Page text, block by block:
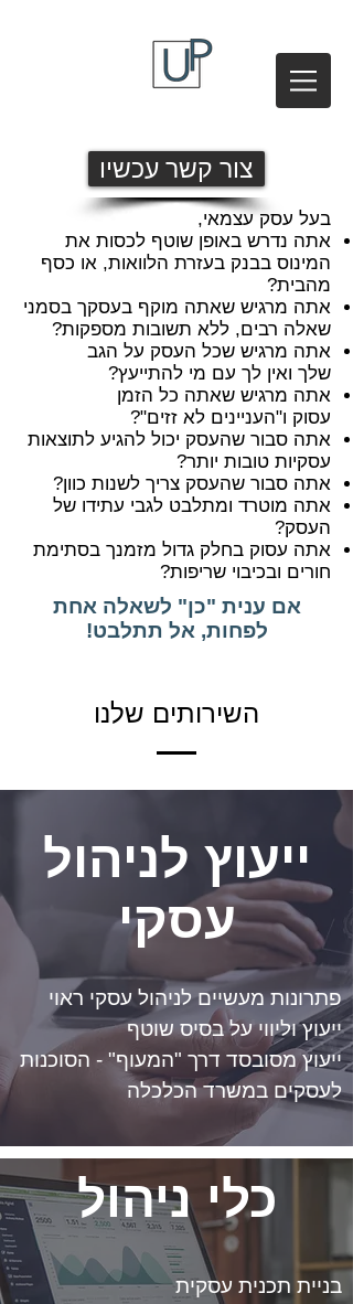
צור קשר עכשיו
​בעל עסק עצמאי,
אתה נדרש באופן שוטף לכסות את
המינוס בבנק בעזרת הלוואות, או כסף
מהבית?
אתה מרגיש שאתה מוקף בעסקך בסמני
שאלה רבים, ללא תשובות מספקות?
אתה מרגיש שכל העסק על הגב
שלך ואין לך עם מי להתייעץ?
אתה מרגיש שאתה כל הזמן
עסוק ו"העניינים לא זזים"?
אתה סבור שהעסק יכול להגיע לתוצאות
עסקיות טובות יותר?
אתה סבור שהעסק צריך לשנות כוון?
אתה מוטרד ומתלבט לגבי עתידו של
העסק?
אתה עסוק בחלק גדול מזמנך בסתימת
חורים ובכיבוי שריפות?
אם ענית "כן" לשאלה אחת
לפחות, אל תתלבט!
השירותים שלנו
ייעוץ לניהול
עסקי
פתרונות מעשיים לניהול עסקי ראוי
ייעוץ וליווי על בסיס שוטף
ייעוץ מסובסד דרך "המעוף" - הסוכנות
לעסקים במשרד הכלכלה
כלי ניהול
בניית תכנית עסקית